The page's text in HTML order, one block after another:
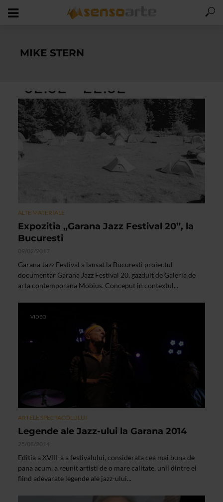
MIKE STERN
ALTE MATERIALE
Expozitia „Garana Jazz Festival 20”, la
Bucuresti
09/02/2017
Garana Jazz Festival a lansat la Bucuresti proiectul
documentar Garana Jazz Festival 20, gazduit de Galeria de
arta contemporana Mobius. Conceput in contextul...
VIDEO
ARTELE SPECTACOLULUI
Legende ale Jazz-ului la Garana 2014
25/08/2014
Editia a XVIII-a a festivalului, considerata cea mai buna de
pana acum, a reunit artisti de o mare calitate, unii dintre ei
fiind adevarate legende ale jazz-ului...